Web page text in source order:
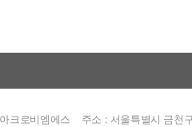
크로비엠에스
주소 : 서울특별시 금천